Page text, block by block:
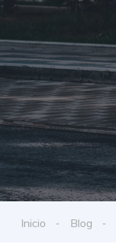
Inicio Blog